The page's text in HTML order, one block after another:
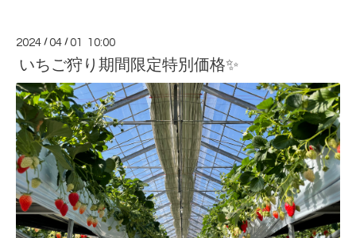
2024 /04 /01 10:00
いちご狩り期間限定特別価格✨